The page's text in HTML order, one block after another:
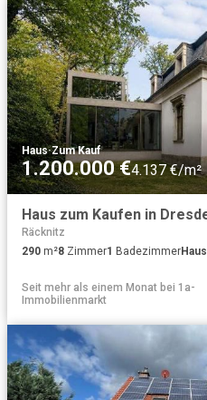
Haus·Zum Kauf
1.200.000 €4.137 €/m²
Räcknitz
290 m²8 Zimmer1 BadezimmerHaus
Seit mehr als einem Monat bei 1a-
Immobilienmarkt